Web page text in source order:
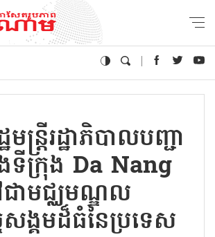
ន្ត្រីរដ្ឋាភិបាលបញ្ជា
ទីក្រុង Da Nang
ជាមជ្ឈមណ្ឌល
សង្គមដ៏ធំនៃប្រទេស